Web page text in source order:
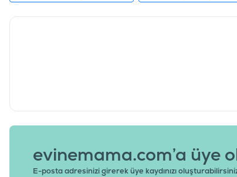
evinemama.com’a üye
E-posta adresinizi girerek üye kaydınızı